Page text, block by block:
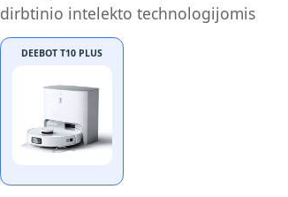
dirbtinio intelekto technologijomis
DEEBOT T10 PLUS